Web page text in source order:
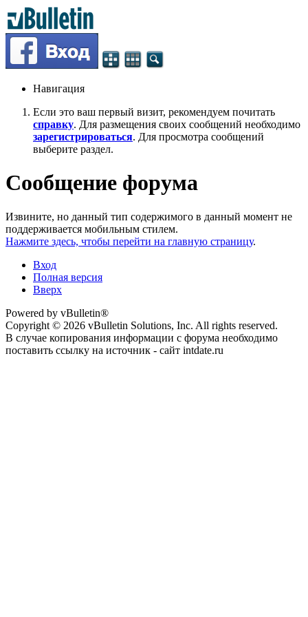
Навигация
Если это ваш первый визит, рекомендуем почитать
справку. Для размещения своих сообщений необходимо
зарегистрироваться. Для просмотра сообщений
выберите раздел.
Сообщение форума
Извините, но данный тип содержимого в данный момент не
поддерживается мобильным стилем.
Нажмите здесь, чтобы перейти на главную страницу.
Вход
Полная версия
Вверх
Powered by vBulletin®
Copyright © 2026 vBulletin Solutions, Inc. All rights reserved.
В случае копирования информации с форума необходимо
поставить ссылку на источник - сайт intdate.ru